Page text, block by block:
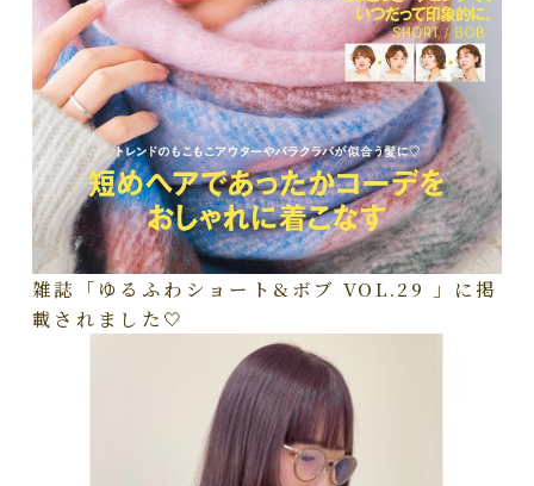
雑誌「ゆるふわショート&ボブ VOL.29 」に掲
載されました🤍